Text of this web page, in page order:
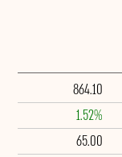
864.10
1.52%
65.00